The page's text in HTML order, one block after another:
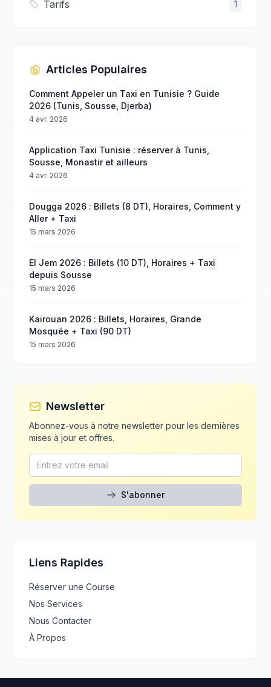
Tarifs 1
Articles Populaires
Comment Appeler un Taxi en Tunisie ? Guide
2026 (Tunis, Sousse, Djerba)
4 avr. 2026
Application Taxi Tunisie : réserver à Tunis,
Sousse, Monastir et ailleurs
4 avr. 2026
Dougga 2026 : Billets (8 DT), Horaires, Comment y
Aller + Taxi
15 mars 2026
El Jem 2026 : Billets (10 DT), Horaires + Taxi
depuis Sousse
15 mars 2026
Kairouan 2026 : Billets, Horaires, Grande
Mosquée + Taxi (90 DT)
15 mars 2026
Newsletter
Abonnez-vous à notre newsletter pour les dernières
mises à jour et offres.
S'abonner
Liens Rapides
Réserver une Course
Nos Services
Nous Contacter
À Propos